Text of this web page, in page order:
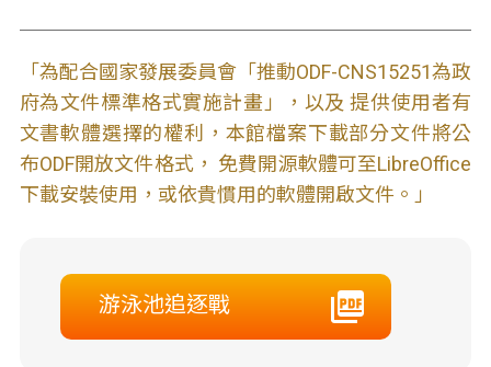
「為配合國家發展委員會「推動ODF-CNS15251為政
府為文件標準格式實施計畫」，以及 提供使用者有
文書軟體選擇的權利，本館檔案下載部分文件將公
布ODF開放文件格式， 免費開源軟體可至LibreOffice
下載安裝使用，或依貴慣用的軟體開啟文件。」
游泳池追逐戰